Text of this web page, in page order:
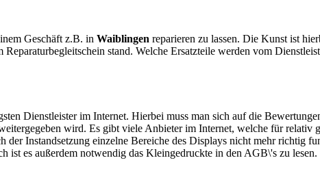
Geschäft z.B. in Waiblingen reparieren zu lassen. Die Kunst ist
stand. Welche Ersatzteile werden vom
Dienstleister im Internet. Hierbei muss man sich auf die
wird. Es gibt viele Anbieter im Internet, welche für relativ
der Instandsetzung einzelne Bereiche des Displays nicht mehr richtig
es außerdem notwendig das Kleingedruckte in den AGB\'s zu